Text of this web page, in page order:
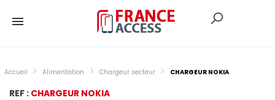
Accueil Alimentation Chargeur secteur CHARGEUR NOKIA
REF : CHARGEUR NOKIA